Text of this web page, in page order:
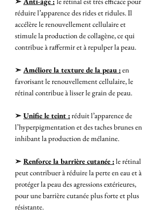
réduire l’apparence des rides et ridules. Il
accélère le renouvellement cellulaire et
stimule la production de collagène, ce qui
contribue à raffermir et à repulper la peau.
➣ Améliore la texture de la peau :en
favorisant le renouvellement cellulaire, le
rétinal contribue à lisser le grain de peau.
➣ Unifie le teint :réduit l’apparence de
l’hyperpigmentation et des taches brunes en
inhibant la production de mélanine.
➣ Renforce la barrière cutanée :le rétinal
peut contribuer à réduire la perte en eau et à
protéger la peau des agressions extérieures,
pour une barrière cutanée plus forte et plus
résistante.